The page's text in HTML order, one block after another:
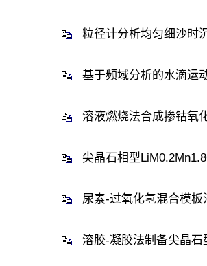
粒径计分析均匀细沙时
基于频域分析的水滴运
溶液燃烧法合成掺钴氧
尖晶石相型
尿素-过氧化氢混合模
溶胶-凝胶法制备尖晶石